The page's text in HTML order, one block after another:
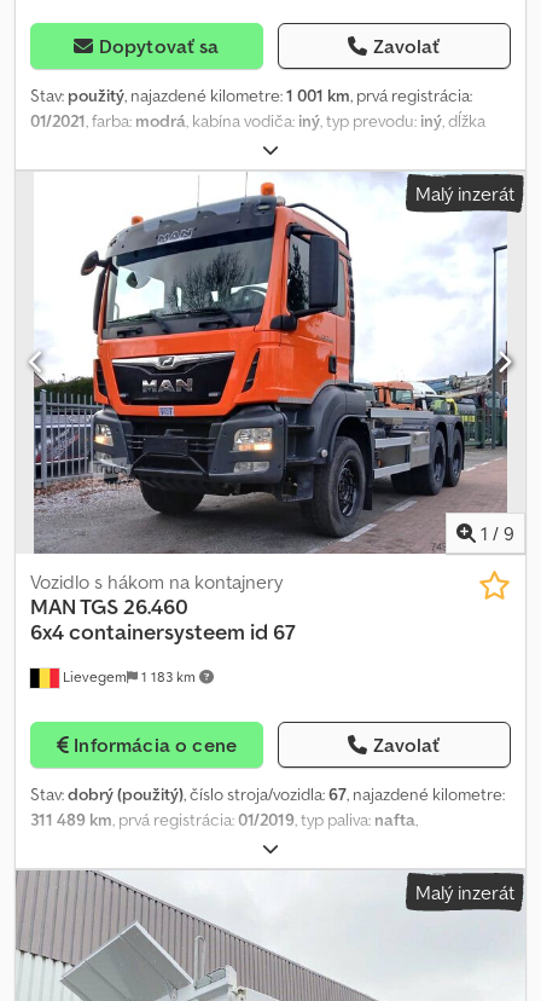
Dopytovať sa Zavolať
Stav: použitý, najazdené kilometre:1 001 km, prvá registrácia:
01/2021 , farba: modrá , kabína vodiča: iný , typ prevodu: iný , dĺžka
, šírka ložného priestoru:
výška ložného priestoru:1 000 mm, Rok výroby:2021, Umiestnenie
vozidla: Bovenden, Nadstavba: Meiller, trojstranná sklopná
nadstavba s hliníkovými bočnicami, celková dĺžka 6940 mm.
Celková dĺžka pomocného rámu: 6490 mm. Šírka rámu v prednej
časti: 900 mm. Šírka rámu v zadnej časti: 850 mm. INFORMÁCIE O
PRÍSLUŠENSTVE UVÁDZAME BEZ ZÁRUKY, vyhradzujeme si právo
na zmeny, medzivýpredaj a chyby! Chjdpfx Aszmy Iljlcsa
Malý inzerát
1 / 9
Lievegem 1 183 km
Vozidlo s hákom na kontajnery
MAN TGS 26.460
6x4containersysteem id 67
Informácia o cene Zavolať
Stav:dobrý (použitý), číslo stroja/vozidla:67, najazdené kilometre:
311 489 km, prvá registrácia:01/2019, typ paliva: nafta,
nafta
výroby:2019, Značka: M.A.N. Typ: TGS 26.460 6x4 Rok výroby: 2019
Euro 6 Stav kilometrov: 311 489 Automat ID č. 67 Cedpfx Aloyuiu
Sscoha
Malý inzerát